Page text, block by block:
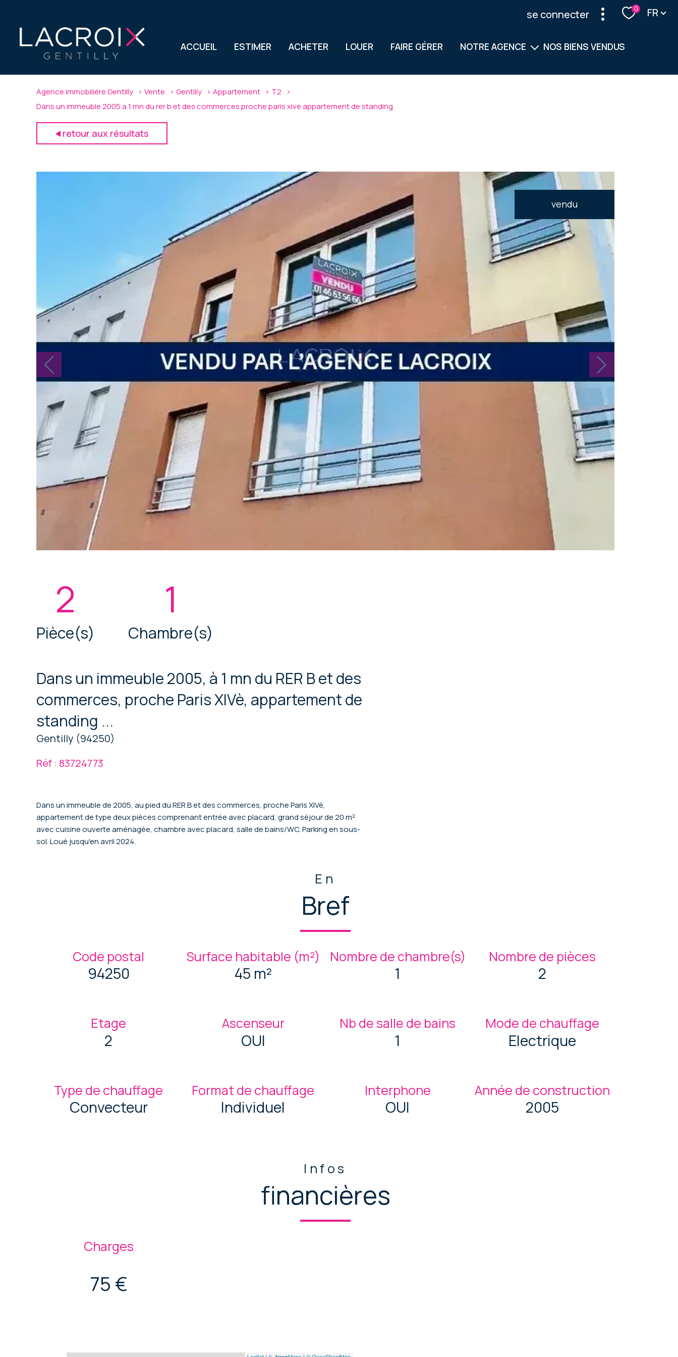
se connecter 0 Langue
FR
ACCUEIL ESTIMER ACHETER LOUER FAIRE GÉRER NOTRE AGENCE
Notre équipe
NOS BIENS VENDUS
Agence immobilière Gentilly Vente Gentilly Appartement
T2
Dans un immeuble 2005 a 1 mn du rer b et des commerces proche paris xive appartement de standing
retour aux résultats
vendu
2
Pièce(s)
1
Chambre(s)
Dans un immeuble 2005, à 1 mn du RER B et des
commerces, proche Paris XIVè, appartement de
standing ...
Gentilly (94250)
Réf : 83724773
Dans un immeuble de 2005, au pied du RER B et des commerces, proche Paris XIVè,
appartement de type deux pièces comprenant entrée avec placard, grand séjour de 20 m²
avec cuisine ouverte aménagée, chambre avec placard, salle de bains/WC. Parking en sous-
sol. Loué jusqu'en avril 2024.
En
Bref
Code postal
94250
Surface habitable (m²)
45 m²
Nombre de chambre(s)
1
Nombre de pièces
2
Etage
2
Ascenseur
OUI
Nb de salle de bains
1
Mode de chauffage
Electrique
Type de chauffage
Convecteur
Format de chauffage
Individuel
Interphone
OUI
Année de construction
2005
Infos
financières
Charges
75 €